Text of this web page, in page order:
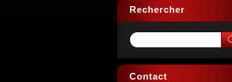
Rechercher
Contact